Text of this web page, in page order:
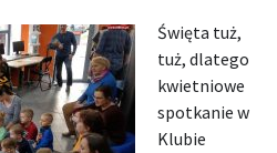
Święta tuż,
tuż, dlatego
kwietniowe
spotkanie w
Klubie